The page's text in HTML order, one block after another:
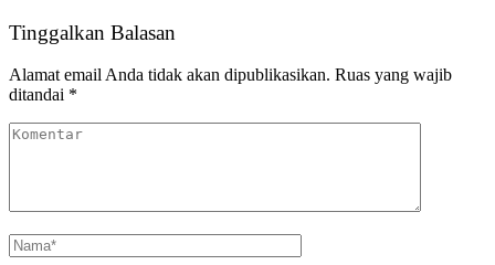
Tinggalkan Balasan
Alamat email Anda tidak akan dipublikasikan. Ruas yang wajib
ditandai *